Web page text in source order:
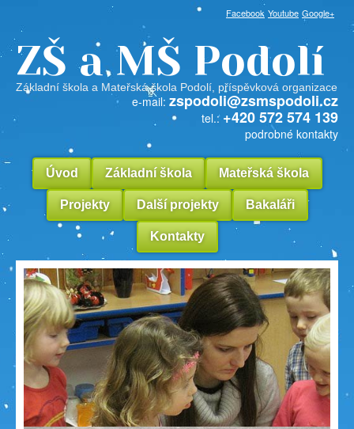
Facebook Youtube Google+
ZŠ a MŠ Podolí
Základní škola a Mateřská škola Podolí, příspěvková organizace
e-mail: zspodoli@zsmspodoli.cz
tel.: +420 572 574 139
podrobné kontakty
Úvod Základní škola Mateřská škola
Projekty Další projekty Bakaláři
Kontakty